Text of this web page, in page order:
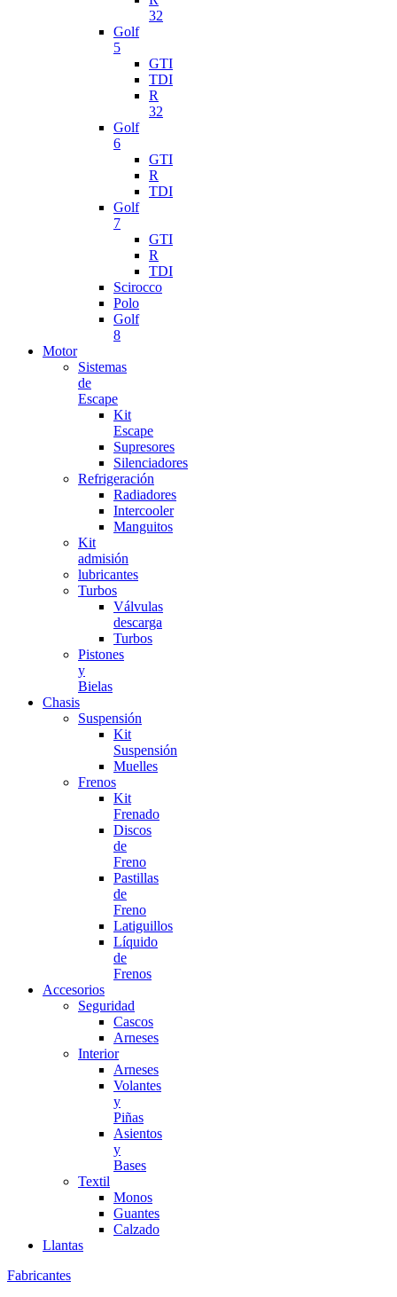
32
Golf
5
GTI
TDI
R
32
Golf
6
GTI
R
TDI
Golf
7
GTI
R
TDI
Scirocco
Polo
Golf
8
Motor
Sistemas
de
Escape
Kit
Escape
Supresores
Silenciadores
Refrigeración
Radiadores
Intercooler
Manguitos
Kit
admisión
lubricantes
Turbos
Válvulas
descarga
Turbos
Pistones
y
Bielas
Chasis
Suspensión
Kit
Suspensión
Muelles
Frenos
Kit
Frenado
Discos
de
Freno
Pastillas
de
Freno
Latiguillos
Líquido
de
Frenos
Accesorios
Seguridad
Cascos
Arneses
Interior
Arneses
Volantes
y
Piñas
Asientos
y
Bases
Textil
Monos
Guantes
Calzado
Llantas
Fabricantes